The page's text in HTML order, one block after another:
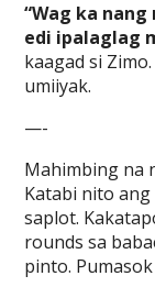
“Wag ka
edi ipalaglag
kaagad si
umiiyak.
—-
Mahimbing na
Katabi nito
saplot.
rounds sa
pinto.